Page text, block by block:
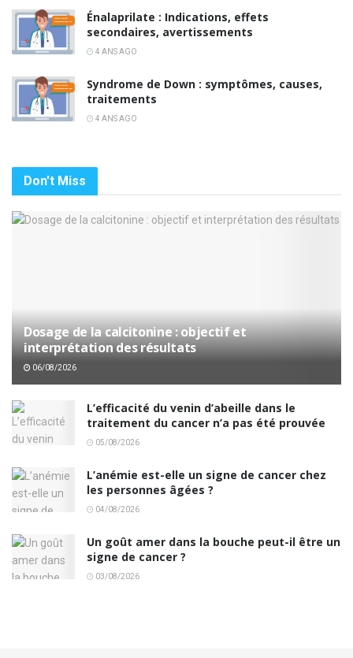
Énalaprilate : Indications, effets
secondaires, avertissements
4 ANS AGO
Syndrome de Down : symptômes, causes,
traitements
4 ANS AGO
Don't Miss
Dosage de la calcitonine : objectif et
interprétation des résultats
06/08/2026
L’efficacité du venin d’abeille dans le
traitement du cancer n’a pas été prouvée
05/08/2026
L’anémie est-elle un signe de cancer chez
les personnes âgées ?
04/08/2026
Un goût amer dans la bouche peut-il être un
signe de cancer ?
03/08/2026